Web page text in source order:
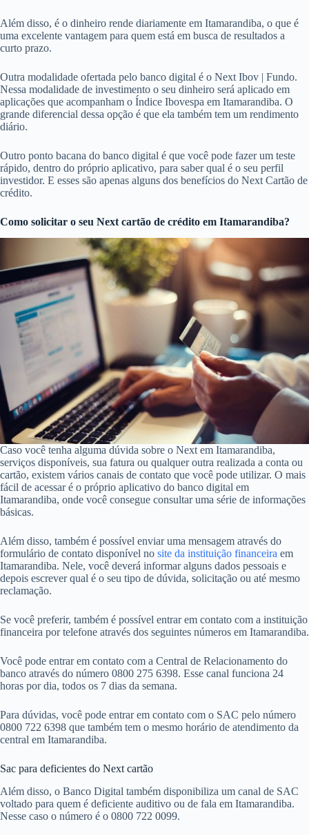
Além disso, é o dinheiro rende diariamente em Itamarandiba, o que é
uma excelente vantagem para quem está em busca de resultados a
curto prazo.
Outra modalidade ofertada pelo banco digital é o Next Ibov | Fundo.
Nessa modalidade de investimento o seu dinheiro será aplicado em
aplicações que acompanham o Índice Ibovespa em Itamarandiba. O
grande diferencial dessa opção é que ela também tem um rendimento
diário.
Outro ponto bacana do banco digital é que você pode fazer um teste
rápido, dentro do próprio aplicativo, para saber qual é o seu perfil
investidor. E esses são apenas alguns dos benefícios do Next Cartão de
crédito.
Como solicitar o seu Next cartão de crédito em Itamarandiba?
Caso você tenha alguma dúvida sobre o Next em Itamarandiba,
serviços disponíveis, sua fatura ou qualquer outra realizada a conta ou
cartão, existem vários canais de contato que você pode utilizar. O mais
fácil de acessar é o próprio aplicativo do banco digital em
Itamarandiba, onde você consegue consultar uma série de informações
básicas.
Além disso, também é possível enviar uma mensagem através do
formulário de contato disponível no site da instituição financeira em
Itamarandiba. Nele, você deverá informar alguns dados pessoais e
depois escrever qual é o seu tipo de dúvida, solicitação ou até mesmo
reclamação.
Se você preferir, também é possível entrar em contato com a instituição
financeira por telefone através dos seguintes números em Itamarandiba.
Você pode entrar em contato com a Central de Relacionamento do
banco através do número 0800 275 6398. Esse canal funciona 24
horas por dia, todos os 7 dias da semana.
Para dúvidas, você pode entrar em contato com o SAC pelo número
0800 722 6398 que também tem o mesmo horário de atendimento da
central em Itamarandiba.
Sac para deficientes do Next cartão
Além disso, o Banco Digital também disponibiliza um canal de SAC
voltado para quem é deficiente auditivo ou de fala em Itamarandiba.
Nesse caso o número é o 0800 722 0099.